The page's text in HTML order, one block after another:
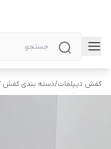
کفش دیپلمات/دسته بندی کفش